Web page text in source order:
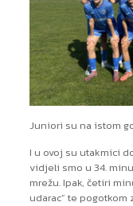
Juniori su na istom
I u ovoj su utakmici
vidjeli smo u 34.
mrežu. Ipak, četiri
udarac” te pogotkom